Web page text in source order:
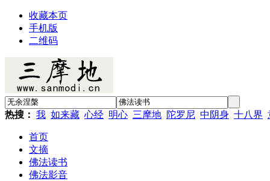
收藏本页
手机版
二维码
热搜： 我 如来藏 心经 明心 三摩地 陀罗尼 中阴身 十八界
首页
文摘
佛法读书
佛法影音